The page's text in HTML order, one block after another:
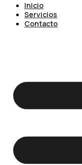
Inicio
Servicios
Contacto